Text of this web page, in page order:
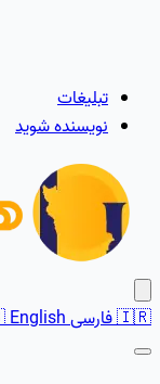
تبلیغات
نویسنده شوید
🇮🇷فارسیEnglish